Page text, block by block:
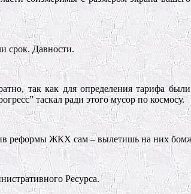
срок. Давности.
так как для определения тарифа
таскал ради этого мусор по космосу.
реформы ЖКХ сам – вылетишь на них
Ресурса.